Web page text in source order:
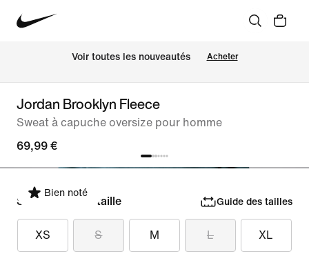
Voir toutes les nouveautés Acheter
Jordan Brooklyn Fleece
Sweat à capuche oversize pour homme
69,99 €
Bien noté
Sélectionner la taille Guide des tailles
XS S M L XL